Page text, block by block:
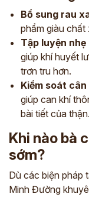
Bổ sung rau
phẩm giàu chất
Tập luyện nhẹ
giúp khí huyết
trơn tru hơn.
Kiểm soát
giúp can khí
bài tiết của thận.
Khi nào bà
sớm?
Dù các biện pháp
Minh Đường